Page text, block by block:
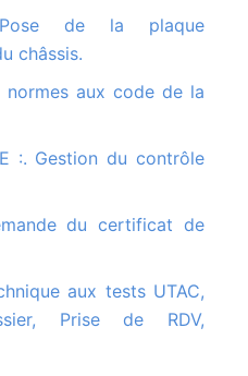
châssis.
Prise de RDV,